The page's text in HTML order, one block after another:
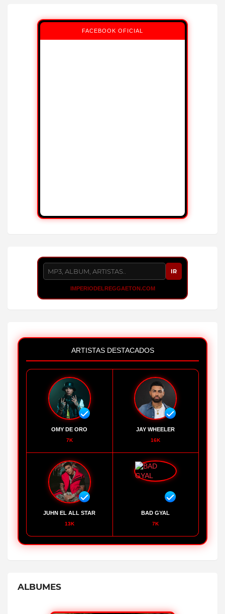
FACEBOOK OFICIAL
IR
IMPERIODELREGGAETON.COM
ARTISTAS DESTACADOS
OMY DE ORO
7K
JAY WHEELER
16K
JUHN EL ALL STAR
13K
BAD GYAL
7K
ALBUMES